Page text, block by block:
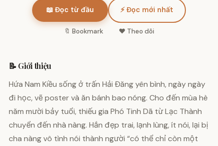
📖 Đọc từ đầu ⚡ Đọc mới nhất
🔖 Bookmark ❤️ Theo dõi
📝 Giới thiệu
Hứa Nam Kiều sống ở trấn Hải Đăng yên bình, ngày ngày
đi học, vẽ poster và ăn bánh bao nóng. Cho đến mùa hè
năm mười bảy tuổi, thiếu gia Phó Tinh Dã từ Lạc Thành
chuyển đến nhà nàng. Hắn đẹp trai, lạnh lùng, ít nói, lại bị
cha nàng vô tình nói thành người “có thể chỉ còn một